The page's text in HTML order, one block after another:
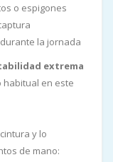
o espigones
la jornada
extrema
habitual en este
y lo
de mano: